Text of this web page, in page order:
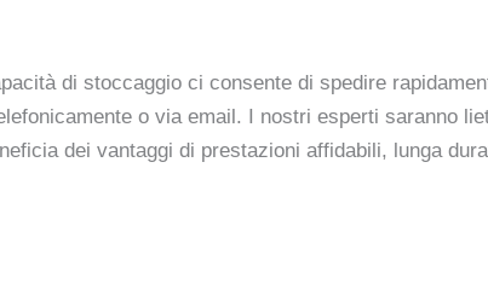
di stoccaggio ci consente di spedire
o via email. I nostri esperti saranno
dei vantaggi di prestazioni affidabili, lunga